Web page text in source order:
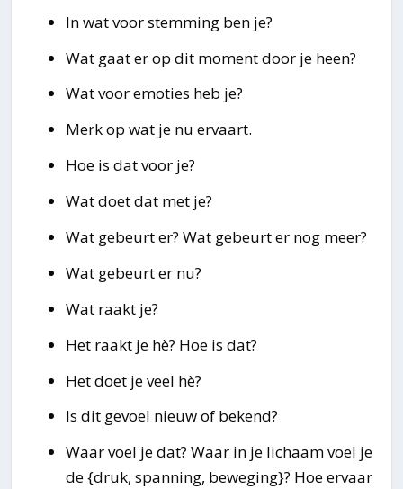
In wat voor stemming ben je?
Wat gaat er op dit moment door je heen?
Wat voor emoties heb je?
Merk op wat je nu ervaart.
Hoe is dat voor je?
Wat doet dat met je?
Wat gebeurt er? Wat gebeurt er nog meer?
Wat gebeurt er nu?
Wat raakt je?
Het raakt je hè? Hoe is dat?
Het doet je veel hè?
Is dit gevoel nieuw of bekend?
Waar voel je dat? Waar in je lichaam voel je
de {druk, spanning, beweging}? Hoe ervaar